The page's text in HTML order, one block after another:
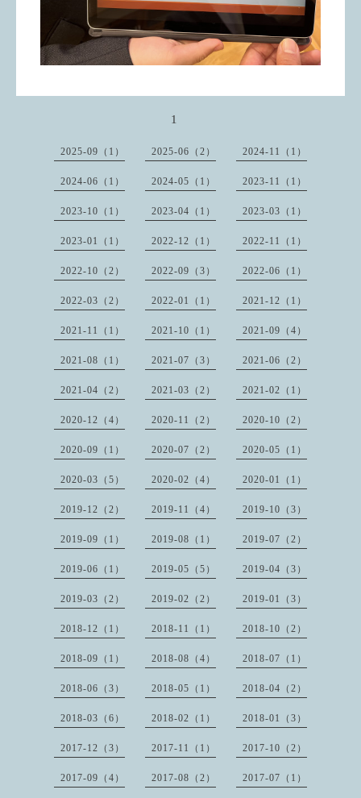
1
2025-09（1） 2025-06（2） 2024-11（1）
2024-06（1） 2024-05（1） 2023-11（1）
2023-10（1） 2023-04（1） 2023-03（1）
2023-01（1） 2022-12（1） 2022-11（1）
2022-10（2） 2022-09（3） 2022-06（1）
2022-03（2） 2022-01（1） 2021-12（1）
2021-11（1） 2021-10（1） 2021-09（4）
2021-08（1） 2021-07（3） 2021-06（2）
2021-04（2） 2021-03（2） 2021-02（1）
2020-12（4） 2020-11（2） 2020-10（2）
2020-09（1） 2020-07（2） 2020-05（1）
2020-03（5） 2020-02（4） 2020-01（1）
2019-12（2） 2019-11（4） 2019-10（3）
2019-09（1） 2019-08（1） 2019-07（2）
2019-06（1） 2019-05（5） 2019-04（3）
2019-03（2） 2019-02（2） 2019-01（3）
2018-12（1） 2018-11（1） 2018-10（2）
2018-09（1） 2018-08（4） 2018-07（1）
2018-06（3） 2018-05（1） 2018-04（2）
2018-03（6） 2018-02（1） 2018-01（3）
2017-12（3） 2017-11（1） 2017-10（2）
2017-09（4） 2017-08（2） 2017-07（1）